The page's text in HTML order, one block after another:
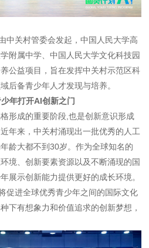
中关村管委会发起，中国人民大学高
附属中学、中国人民大学文化科技园
公益项目，旨在发挥中关村示范区科
后备青少年人才发现与培养。
少年打开AI创新之门
形成的重要阶段,也是创新意识形成
年来，中关村涌现出一批优秀的人工
龄大都不到30岁。作为全球知名的
境、创新要素资源以及不断涌现的国
展示创新能力提供更好的成长环境。
促进全球优秀青少年之间的国际文化
下有想象力和价值追求的创新梦想，